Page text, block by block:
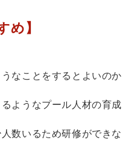
め】
なことをするとよいのか
ようなプール人材の育成
数いるため研修ができな